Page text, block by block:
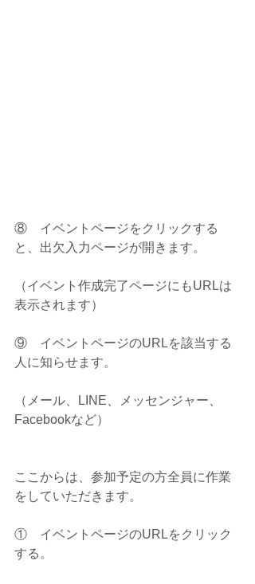
⑧    イベントページをクリックする
と、出欠入力ページが開きます。
（イベント作成完了ページにもURLは
表示されます）
⑨    イベントページのURLを該当する
人に知らせます。
（メール、LINE、メッセンジャー、
Facebookなど）
ここからは、参加予定の方全員に作業
をしていただきます。
①    イベントページのURLをクリック
する。